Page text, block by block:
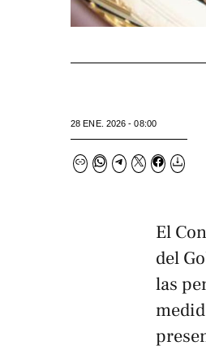
28 ENE. 2026 - 08:00
El
del
las